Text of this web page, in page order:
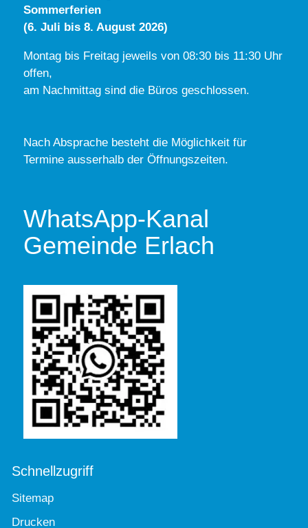
Sommerferien
(6. Juli bis 8. August 2026)
Montag bis Freitag jeweils von 08:30 bis 11:30 Uhr
offen,
am Nachmittag sind die Büros geschlossen.
Nach Absprache besteht die Möglichkeit für
Termine ausserhalb der Öffnungszeiten.
WhatsApp-Kanal
Gemeinde Erlach
Schnellzugriff
Sitemap
Drucken